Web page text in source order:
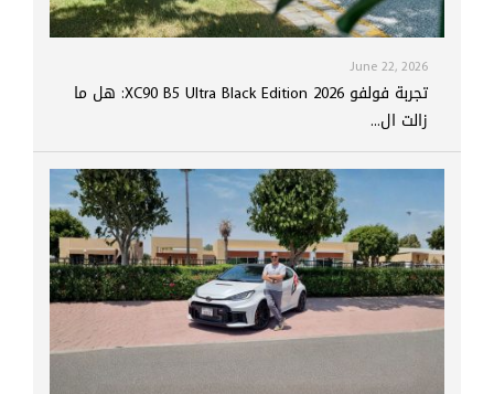
June 22, 2026
تجربة فولفو XC90 B5 Ultra Black Edition 2026: هل ما
زالت ال...